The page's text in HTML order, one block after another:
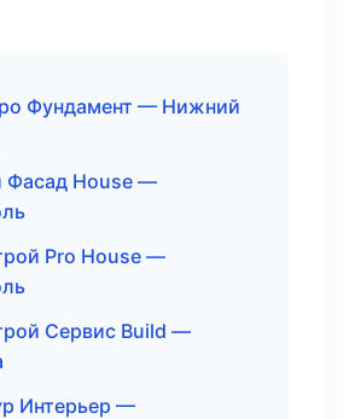
Фундамент — Нижний
House —
Pro House —
Сервис Build —
Интерьер —